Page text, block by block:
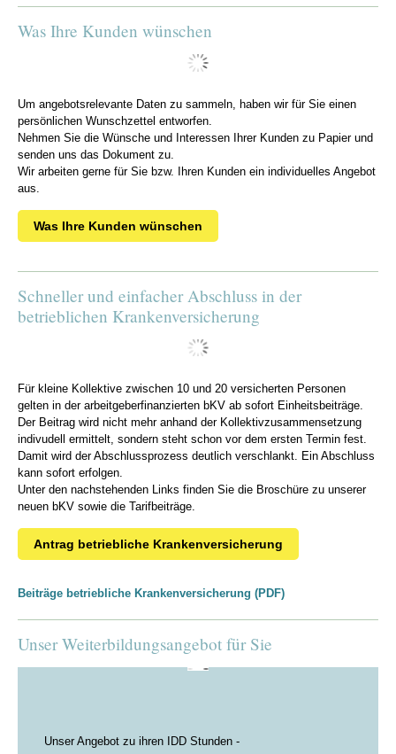
Was Ihre Kunden wünschen
Um angebotsrelevante Daten zu sammeln, haben wir für Sie einen
persönlichen Wunschzettel entworfen.
Nehmen Sie die Wünsche und Interessen Ihrer Kunden zu Papier und
senden uns das Dokument zu.
Wir arbeiten gerne für Sie bzw. Ihren Kunden ein individuelles Angebot
aus.
Was Ihre Kunden wünschen
Schneller und einfacher Abschluss in der
betrieblichen Krankenversicherung
Für kleine Kollektive zwischen 10 und 20 versicherten Personen
gelten in der arbeitgeberfinanzierten bKV ab sofort Einheitsbeiträge.
Der Beitrag wird nicht mehr anhand der Kollektivzusammensetzung
indivudell ermittelt, sondern steht schon vor dem ersten Termin fest.
Damit wird der Abschlussprozess deutlich verschlankt. Ein Abschluss
kann sofort erfolgen.
Unter den nachstehenden Links finden Sie die Broschüre zu unserer
neuen bKV sowie die Tarifbeiträge.
Antrag betriebliche Krankenversicherung
Beiträge betriebliche Krankenversicherung (PDF)
Unser Weiterbildungsangebot für Sie
Unser Angebot zu ihren IDD Stunden -